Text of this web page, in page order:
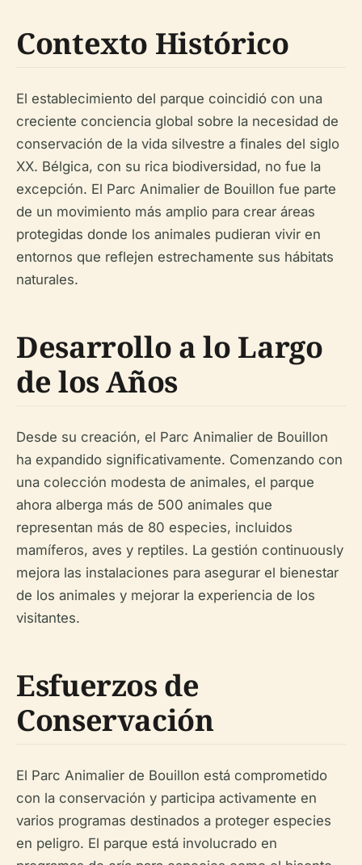
Contexto Histórico
El establecimiento del parque coincidió con una
creciente conciencia global sobre la necesidad de
conservación de la vida silvestre a finales del siglo
XX. Bélgica, con su rica biodiversidad, no fue la
excepción. El Parc Animalier de Bouillon fue parte
de un movimiento más amplio para crear áreas
protegidas donde los animales pudieran vivir en
entornos que reflejen estrechamente sus hábitats
naturales.
Desarrollo a lo Largo
de los Años
Desde su creación, el Parc Animalier de Bouillon
ha expandido significativamente. Comenzando con
una colección modesta de animales, el parque
ahora alberga más de 500 animales que
representan más de 80 especies, incluidos
mamíferos, aves y reptiles. La gestión continuously
mejora las instalaciones para asegurar el bienestar
de los animales y mejorar la experiencia de los
visitantes.
Esfuerzos de
Conservación
El Parc Animalier de Bouillon está comprometido
con la conservación y participa activamente en
varios programas destinados a proteger especies
en peligro. El parque está involucrado en